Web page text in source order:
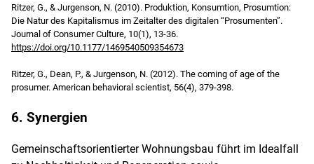
Ritzer, G., & Jurgenson, N. (2010). Produktion, Konsumtion, Prosumtion:
Die Natur des Kapitalismus im Zeitalter des digitalen “Prosumenten”.
Journal of Consumer Culture, 10(1), 13-36.
https://doi.org/10.1177/1469540509354673
Ritzer, G., Dean, P., & Jurgenson, N. (2012). The coming of age of the
prosumer. American behavioral scientist, 56(4), 379-398.
6. Synergien
Gemeinschaftsorientierter Wohnungsbau führt im Idealfall